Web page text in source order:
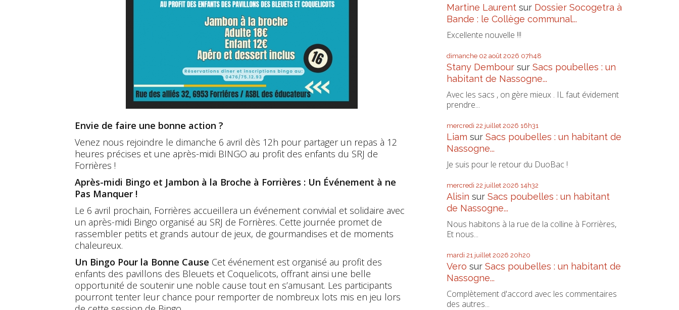
Envie de faire une bonne action ?
Venez nous rejoindre le dimanche 6 avril dès 12h pour partager un repas à 12
heures précises et une après-midi BINGO au profit des enfants du SRJ de
Forrières !
Après-midi Bingo et Jambon à la Broche à Forrières : Un Événement à ne
Pas Manquer !
Le 6 avril prochain, Forrières accueillera un événement convivial et solidaire avec
un après-midi Bingo organisé au SRJ de Forrières. Cette journée promet de
rassembler petits et grands autour de jeux, de gourmandises et de moments
chaleureux.
Un Bingo Pour la Bonne Cause Cet événement est organisé au profit des
enfants des pavillons des Bleuets et Coquelicots, offrant ainsi une belle
opportunité de soutenir une noble cause tout en s’amusant. Les participants
pourront tenter leur chance pour remporter de nombreux lots mis en jeu lors
Martine Laurent sur Dossier Socogetra à
Bande : le Collège communal...
Excellente nouvelle !!!
dimanche 02 août 2026 07h48
Stany Dembour surSacs poubelles : un
habitant de Nassogne...
Avec les sacs , on gère mieux . IL faut évidement
prendre...
mercredi 22 juillet 2026 16h31
Liam surSacs poubelles : un habitant de
Nassogne...
Je suis pour le retour du DuoBac !
mercredi 22 juillet 2026 14h32
Alisin surSacs poubelles : un habitant
de Nassogne...
Nous habitons à la rue de la colline à Forrières,
Et nous...
mardi 21 juillet 2026 20h20
Vero surSacs poubelles : un habitant de
Nassogne...
Complètement d'accord avec les commentaires
des autres...